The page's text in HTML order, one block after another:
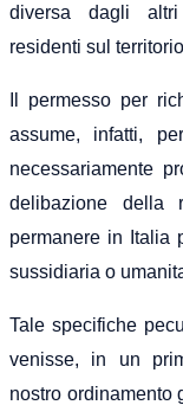
diversa dagli altri
residenti sul
Il permesso per
assume, infatti,
necessariamente
delibazione della
permanere in Italia
sussidiaria o
Tale specifiche
venisse, in un
nostro ordinamento